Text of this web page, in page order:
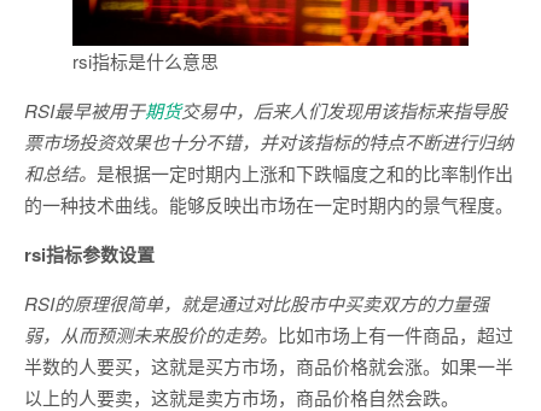
rsi指标是什么意思
RSI最早被用于期货交易中，后来人们发现用该指标来指导股
票市场投资效果也十分不错，并对该指标的特点不断进行归纳
和总结。 是根据一定时期内上涨和下跌幅度之和的比率制作出
的一种技术曲线。能够反映出市场在一定时期内的景气程度。
rsi指标参数设置
RSI的原理很简单，就是通过对比股市中买卖双方的力量强
弱，从而预测未来股价的走势。 比如市场上有一件商品，超过
半数的人要买，这就是买方市场，商品价格就会涨。如果一半
以上的人要卖，这就是卖方市场，商品价格自然会跌。